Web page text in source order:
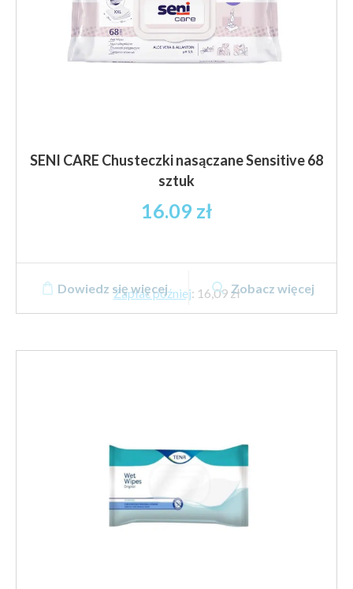
SENI CARE Chusteczki nasączane Sensitive 68
sztuk
16.09 zł
Zapłać później: 16,09 zł
Dowiedz się więcej Zobacz więcej